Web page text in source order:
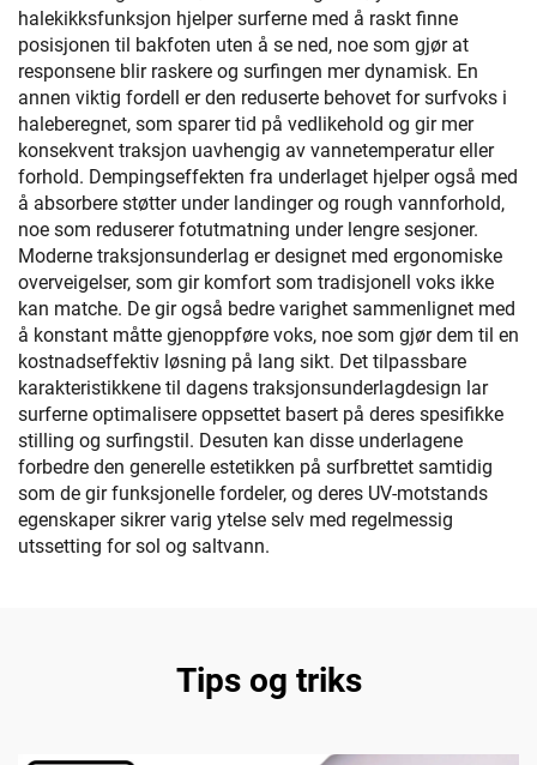
halekikksfunksjon hjelper surferne med å raskt finne
posisjonen til bakfoten uten å se ned, noe som gjør at
responsene blir raskere og surfingen mer dynamisk. En
annen viktig fordell er den reduserte behovet for surfvoks i
haleberegnet, som sparer tid på vedlikehold og gir mer
konsekvent traksjon uavhengig av vannetemperatur eller
forhold. Dempingseffekten fra underlaget hjelper også med
å absorbere støtter under landinger og rough vannforhold,
noe som reduserer fotutmatning under lengre sesjoner.
Moderne traksjonsunderlag er designet med ergonomiske
overveigelser, som gir komfort som tradisjonell voks ikke
kan matche. De gir også bedre varighet sammenlignet med
å konstant måtte gjenoppføre voks, noe som gjør dem til en
kostnadseffektiv løsning på lang sikt. Det tilpassbare
karakteristikkene til dagens traksjonsunderlagdesign lar
surferne optimalisere oppsettet basert på deres spesifikke
stilling og surfingstil. Desuten kan disse underlagene
forbedre den generelle estetikken på surfbrettet samtidig
som de gir funksjonelle fordeler, og deres UV-motstands
egenskaper sikrer varig ytelse selv med regelmessig
utssetting for sol og saltvann.
Tips og triks